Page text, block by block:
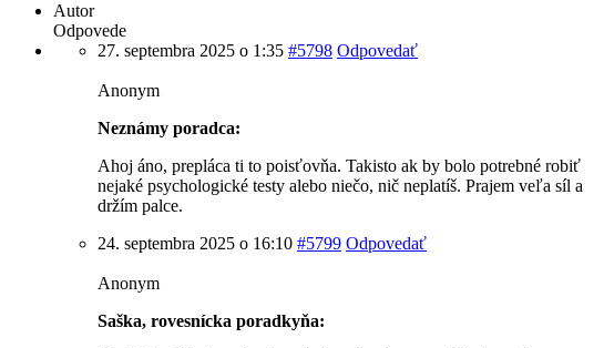
Autor
Odpovede
27. septembra 2025 o 1:35 #5798 Odpovedať
Anonym
Neznámy poradca:
Ahoj áno, prepláca ti to poisťovňa. Takisto ak by bolo potrebné robiť
nejaké psychologické testy alebo niečo, nič neplatíš. Prajem veľa síl a
držím palce.
24. septembra 2025 o 16:10 #5799 Odpovedať
Anonym
Saška, rovesnícka poradkyňa: